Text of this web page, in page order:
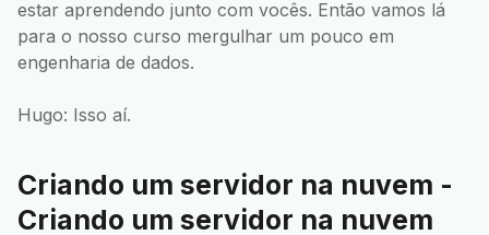
estar aprendendo junto com vocês. Então vamos lá
para o nosso curso mergulhar um pouco em
engenharia de dados.
Hugo: Isso aí.
Criando um servidor na nuvem -
Criando um servidor na nuvem